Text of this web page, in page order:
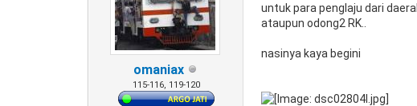
omaniax
115-116, 119-120
untuk para penglaju dari
ataupun odong2 RK..
nasinya kaya begini